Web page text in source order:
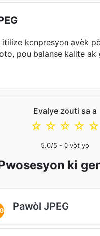
itilize konpresyon avèk
pou balanse kalite ak
Evalye zouti sa a
☆
☆
☆
☆
☆
5.0/5 - 0 vòt yo
ki
Pawòl JPEG